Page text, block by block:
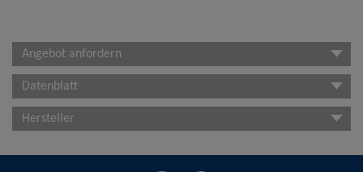
Angebot anfordern
Datenblatt
Hersteller